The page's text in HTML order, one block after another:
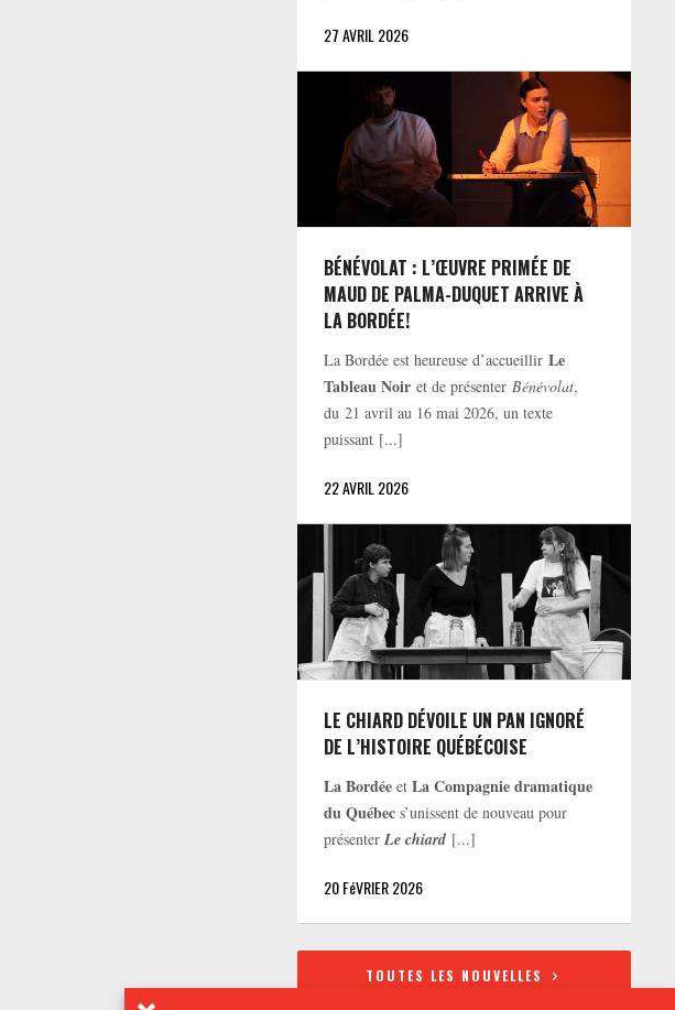
27 AVRIL 2026
BÉNÉVOLAT : L’ŒUVRE PRIMÉE DE
MAUD DE PALMA-DUQUET ARRIVE À
LA BORDÉE!
La Bordée est heureuse d’accueillirLe
Tableau Noir et de présenterBénévolat,
du 21 avril au 16 mai 2026, un texte
puissant [...]
22 AVRIL 2026
LE CHIARD DÉVOILE UN PAN IGNORÉ
DE L’HISTOIRE QUÉBÉCOISE
La Bordée etLa Compagnie dramatique
du Québec s’unissent de nouveau pour
présenterLe chiard [...]
20 FéVRIER 2026
TOUTES LES NOUVELLES